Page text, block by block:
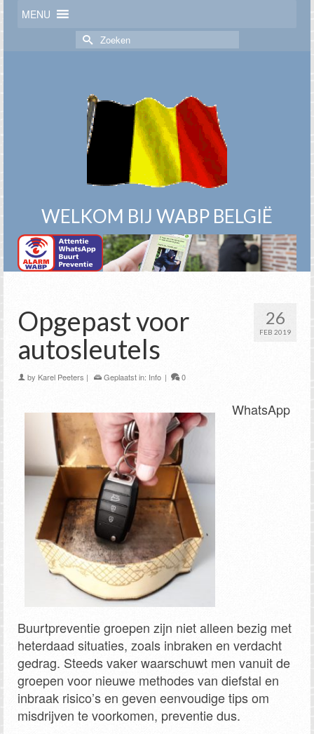
MENU
Zoek
naar:
WELKOM BIJ WABP BELGIË
26
FEB 2019
Opgepast voor
autosleutels
by Karel Peeters | Geplaatst in: Info | 0
WhatsApp
Buurtpreventie groepen zijn niet alleen bezig met
heterdaad situaties, zoals inbraken en verdacht
gedrag. Steeds vaker waarschuwt men vanuit de
groepen voor nieuwe methodes van diefstal en
inbraak risico’s en geven eenvoudige tips om
misdrijven te voorkomen, preventie dus.